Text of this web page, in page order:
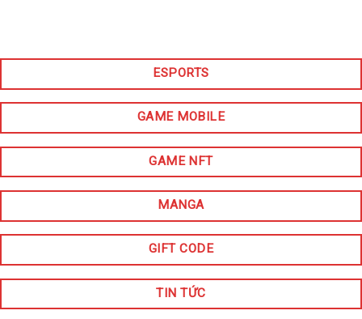
ESPORTS
GAME MOBILE
GAME NFT
MANGA
GIFT CODE
TIN TỨC